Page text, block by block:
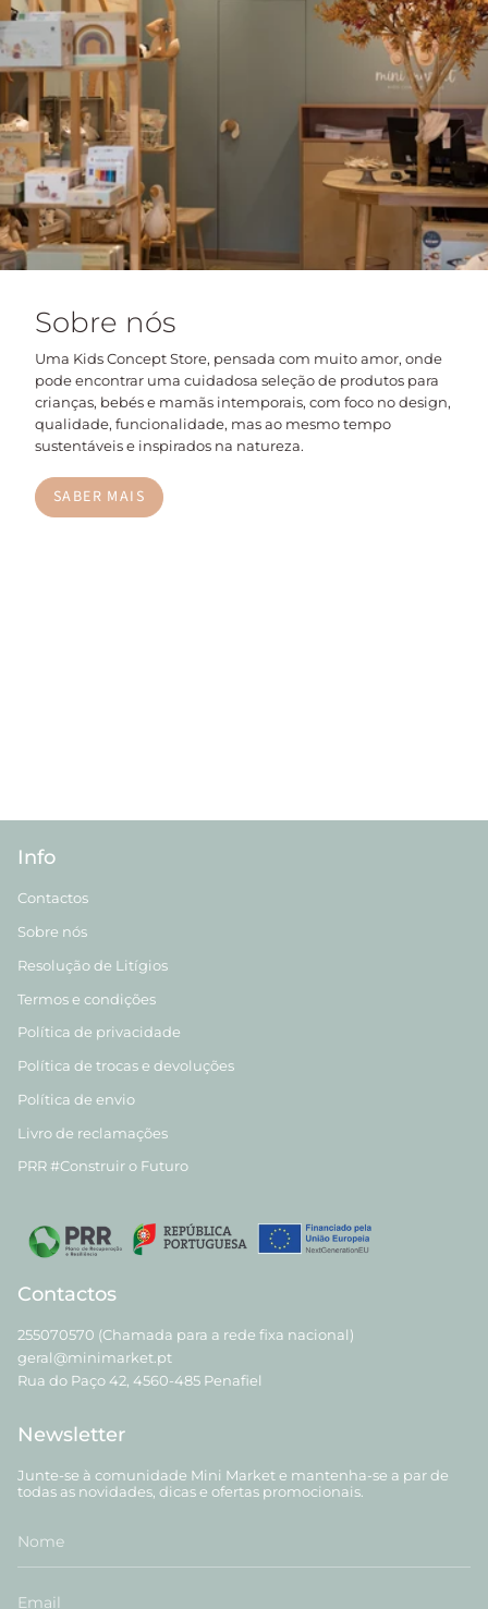
Sobre nós
Uma Kids Concept Store, pensada com muito amor, onde
pode encontrar uma cuidadosa seleção de produtos para
crianças, bebés e mamãs intemporais, com foco no design,
qualidade, funcionalidade, mas ao mesmo tempo
sustentáveis e inspirados na natureza.
SABER MAIS
Info
Contactos
Sobre nós
Resolução de Litígios
Termos e condições
Política de privacidade
Política de trocas e devoluções
Política de envio
Livro de reclamações
PRR #Construir o Futuro
Contactos
255070570 (Chamada para a rede fixa nacional)
geral@minimarket.pt
Rua do Paço 42, 4560-485 Penafiel
Newsletter
Junte-se à comunidade Mini Market e mantenha-se a par de
todas as novidades, dicas e ofertas promocionais.